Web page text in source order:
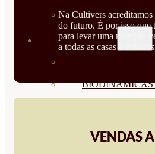
GROWPUNCH
SEMILLAS
BIODINÁMICAS
SEMILLAS
Na Cultivers
do futuro. É por isso que
para levar uma nutrição
a todas as casas e
VENDAS